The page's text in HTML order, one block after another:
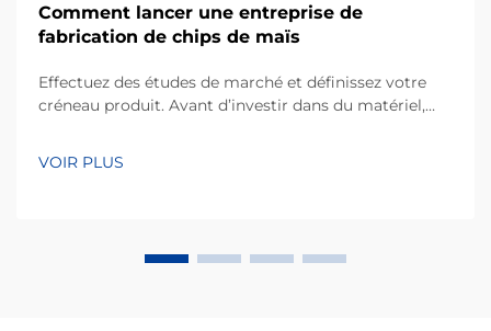
Comment lancer une entreprise de
fabrication de chips de maïs
Effectuez des études de marché et définissez votre
créneau produit. Avant d’investir dans du matériel,
consommateurs locaux. Les chips de maïs, fabriquées
VOIR PLUS